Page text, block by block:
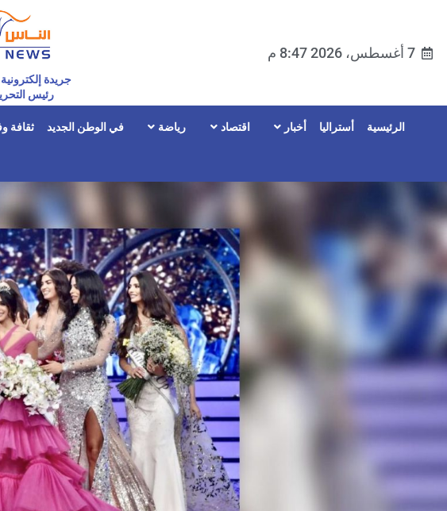
7 أغسطس، 2026 8:47 م
جريدة
رئيس
الرئيسية أستراليا أخبار اقتصاد رياضة في الوطن الجديد ثقافة